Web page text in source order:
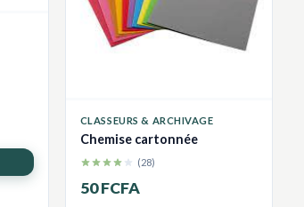
CLASSEURS & ARCHIVAGE
Chemise cartonnée
(28)
50 FCFA